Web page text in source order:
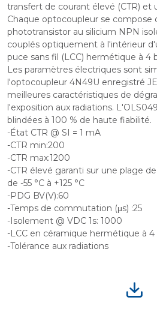
transfert de courant élevé (CTR) et
Chaque optocoupleur se compose
phototransistor au silicium NPN
couplés optiquement à l'intérieur
puce sans fil (LCC) hermétique à 4
Les paramètres électriques sont
l'optocoupleur 4N49U enregistré
meilleures caractéristiques de
l'exposition aux radiations.
blindées à 100 % de haute fiabilité.
-État CTR @ SI = 1 mA
-CTR min:200
-CTR max:1200
-CTR élevé garanti sur une plage
de -55 °C à +125 °C
-PDG BV(V):60
-Temps de commutation (μs) :25
-Isolement @ VDC 1s: 1000
-LCC en céramique hermétique à
-Tolérance aux radiations